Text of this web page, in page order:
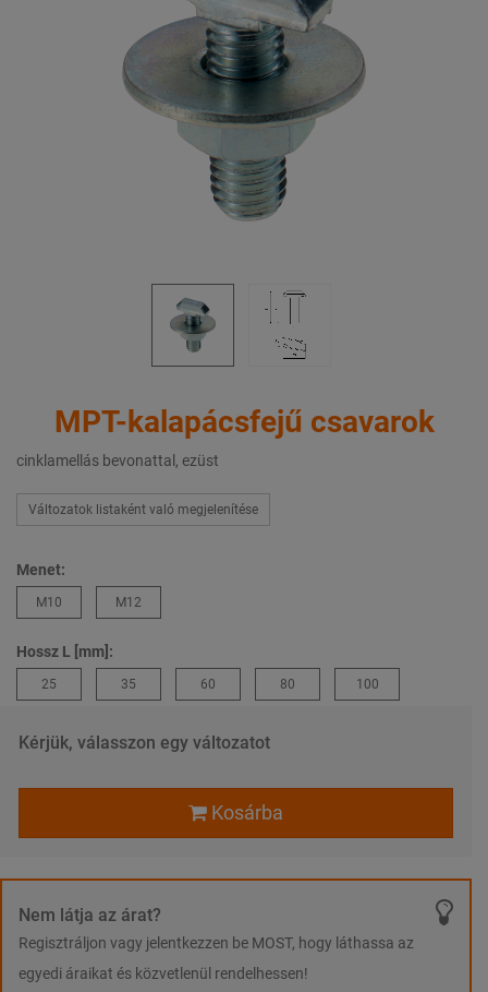
MPT-kalapácsfejű csavarok
cinklamellás bevonattal, ezüst
Változatok listaként való megjelenítése
Menet:
M10 M12
Hossz L [mm]:
25 35 60 80 100
Kérjük, válasszon egy változatot
Kosárba
Nem látja az árat?
Regisztráljon vagy jelentkezzen be MOST, hogy láthassa az
egyedi áraikat és közvetlenül rendelhessen!